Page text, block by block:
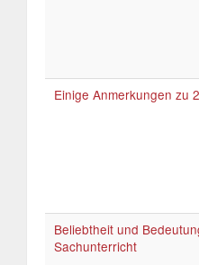
Einige Anmerkungen zu
Beliebtheit und
Sachunterricht